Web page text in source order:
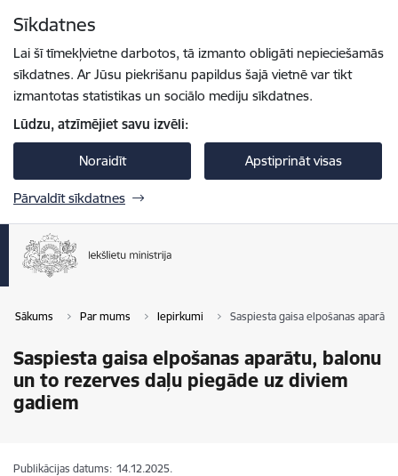
Sīkdatnes
Lai šī tīmekļvietne darbotos, tā izmanto obligāti nepieciešamās
sīkdatnes. Ar Jūsu piekrišanu papildus šajā vietnē var tikt
izmantotas statistikas un sociālo mediju sīkdatnes.
Lūdzu, atzīmējiet savu izvēli:
Noraidīt Apstiprināt visas
Pārvaldīt sīkdatnes
Sākums Par mums Iepirkumi Saspiesta gaisa elpošanas
Saspiesta gaisa elpošanas aparātu, balonu
un to rezerves daļu piegāde uz diviem
gadiem
Publikācijas datums: 14.12.2025.